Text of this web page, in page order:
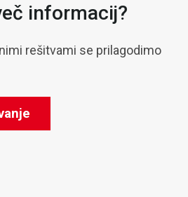
informacij?
rešitvami se prilagodimo